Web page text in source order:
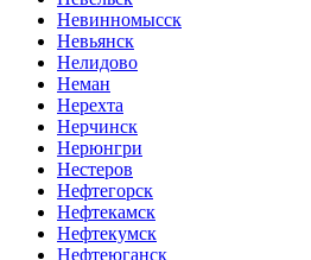
Невинномысск
Невьянск
Нелидово
Неман
Нерехта
Нерчинск
Нерюнгри
Нестеров
Нефтегорск
Нефтекамск
Нефтекумск
Нефтеюганск